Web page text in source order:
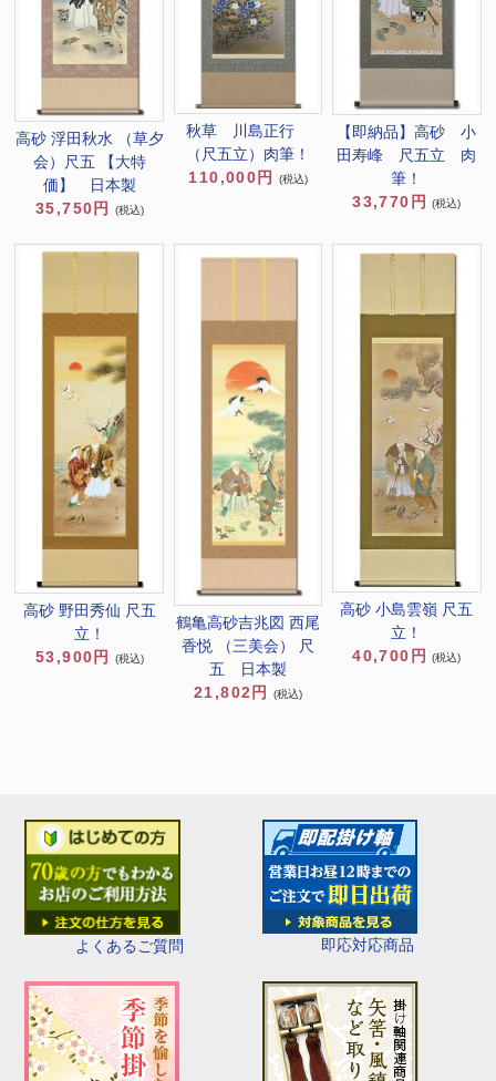
よくあるご質問 即応対応商品
高砂 浮田秋水 （草夕
会）尺五 【大特
価】 日本製
35,750円
(税込)
秋草 川島正行
（尺五立）肉筆！
110,000円
(税込)
【即納品】高砂 小
田寿峰 尺五立 肉
筆！
33,770円
(税込)
高砂 野田秀仙 尺五
立！
53,900円
(税込)
鶴亀高砂吉兆図 西尾
香悦 （三美会） 尺
五 日本製
21,802円
(税込)
高砂 小島雲嶺 尺五
立！
40,700円
(税込)